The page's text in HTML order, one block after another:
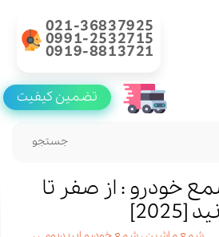
021-36837925
0991-2532715
0919-8813721
جستجو
تضمین کیفیت
خودرو : از صفر تا